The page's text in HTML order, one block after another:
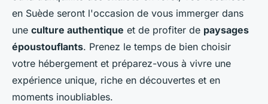
en Suède seront l'occasion de vous immerger dans
une culture authentique et de profiter de paysages
époustouflants. Prenez le temps de bien choisir
votre hébergement et préparez-vous à vivre une
expérience unique, riche en découvertes et en
moments inoubliables.